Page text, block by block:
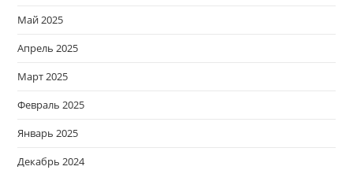
Май 2025
Апрель 2025
Март 2025
Февраль 2025
Январь 2025
Декабрь 2024